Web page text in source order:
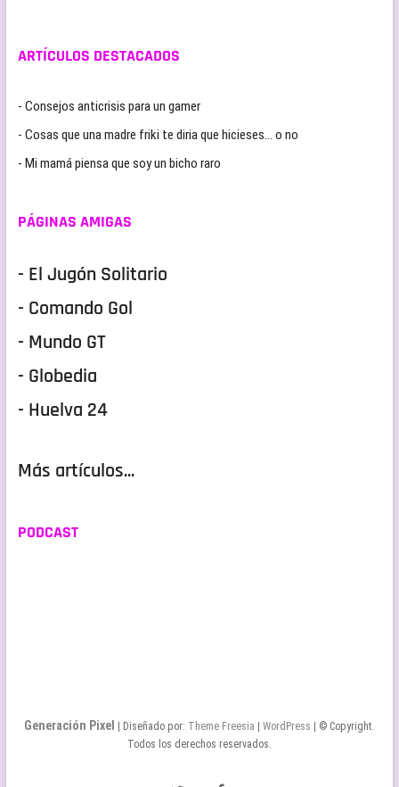
ARTÍCULOS DESTACADOS
- Consejos anticrisis para un gamer
- Cosas que una madre friki te diria que hicieses… o no
- Mi mamá piensa que soy un bicho raro
PÁGINAS AMIGAS
- El Jugón Solitario
- Comando Gol
- Mundo GT
- Globedia
- Huelva 24
Más artículos...
PODCAST
Generación Pixel | Diseñado por: Theme Freesia |WordPress
| © Copyright.
Todos los derechos reservados.